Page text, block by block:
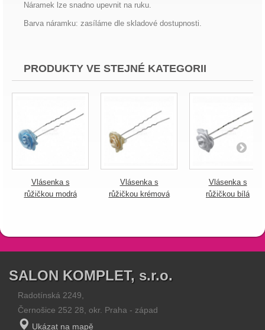
Náramek lze snadno upevnit na ruku.
Barva náramku: zasíláme dle skladové dostupnosti.
PRODUKTY VE STEJNÉ KATEGORII
Vlásenka s
růžičkou modrá
Vlásenka s
růžičkou krémová
Vlásenka s
růžičkou bílá
SALON KOMPLET, s.r.o.
Radotínská 2249,
Černošice 252 28, okr. Praha - západ
Ukázat na mapě